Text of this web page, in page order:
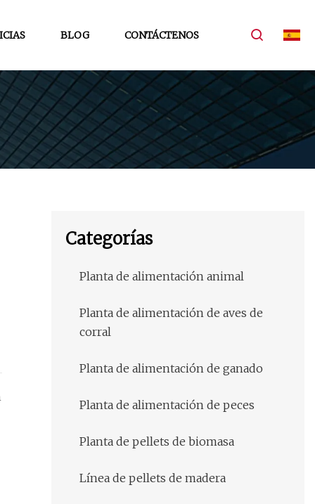
BLOG CONTÁCTENOS
Categorías
Planta de alimentación animal
Planta de alimentación de aves de
corral
Planta de alimentación de ganado
Planta de alimentación de peces
Planta de pellets de biomasa
Línea de pellets de madera